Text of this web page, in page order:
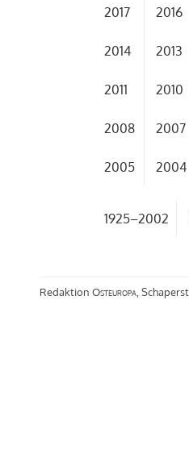
2017 2016
2014 2013
2011 2010
2008 2007
2005 2004
1925–2002
Redaktion Osteuropa,